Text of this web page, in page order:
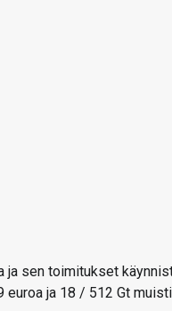
sen toimitukset
ja 18 / 512 Gt